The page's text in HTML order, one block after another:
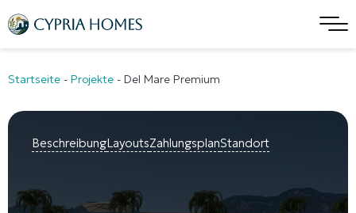
Startseite - Projekte - Del Mare Premium
BeschreibungLayoutsZahlungsplanStandort